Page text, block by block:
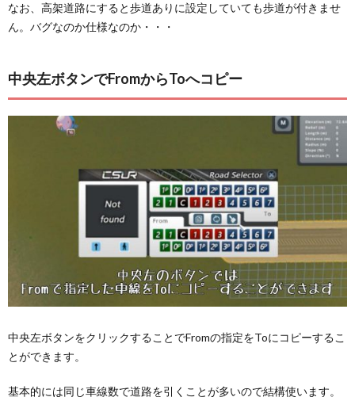
なお、高架道路にすると歩道ありに設定していても歩道が付きませ
ん。バグなのか仕様なのか・・・
中央左ボタンでFromからToへコピー
中央左ボタンをクリックすることでFromの指定をToにコピーするこ
とができます。
基本的には同じ車線数で道路を引くことが多いので結構使います。